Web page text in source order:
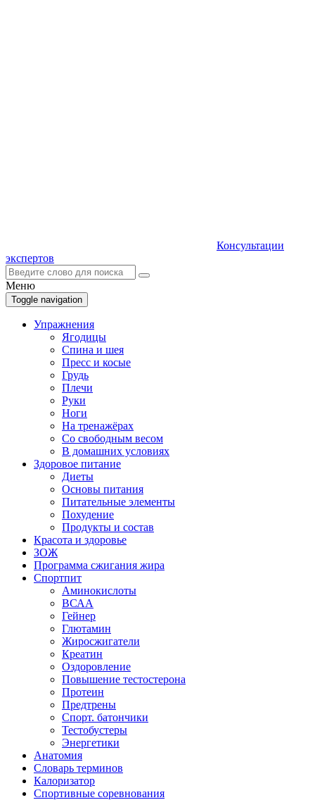
Консультации
экспертов
Меню
Toggle navigation
Упражнения
Ягодицы
Спина и шея
Пресс и косые
Грудь
Плечи
Руки
Ноги
На тренажёрах
Со свободным весом
В домашних условиях
Здоровое питание
Диеты
Основы питания
Питательные элементы
Похудение
Продукты и состав
Красота и здоровье
ЗОЖ
Программа сжигания жира
Спортпит
Аминокислоты
ВСАА
Гейнер
Глютамин
Жиросжигатели
Креатин
Оздоровление
Повышение тестостерона
Протеин
Предтрены
Спорт. батончики
Тестобустеры
Энергетики
Анатомия
Словарь терминов
Калоризатор
Спортивные соревнования